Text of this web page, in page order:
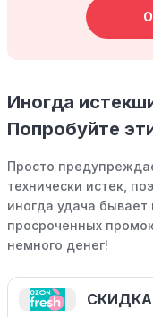
Иногда
Попробуйте
Просто
технически истек,
иногда удача
просроченных
немного денег!